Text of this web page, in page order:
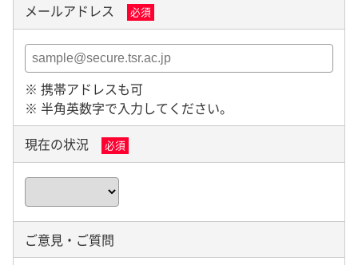
メールアドレス 必須
※ 携帯アドレスも可
※ 半角英数字で入力してください。
現在の状況
必須
ご意見・ご質問